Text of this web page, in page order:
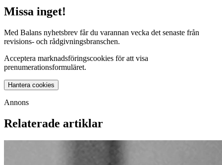
Missa inget!
Med Balans nyhetsbrev får du varannan vecka det senaste från
revisions- och rådgivningsbranschen.
Acceptera marknadsföringscookies för att visa
prenumerationsformuläret.
Hantera cookies
Annons
Relaterade artiklar